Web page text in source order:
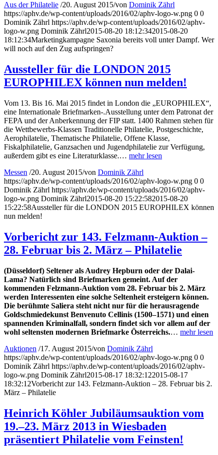
Aus der Philatelie /20. August 2015/von Dominik Zährl
https://aphv.de/wp-content/uploads/2016/02/aphv-logo-w.png 0 0
Dominik Zährl https://aphv.de/wp-content/uploads/2016/02/aphv-
logo-w.png Dominik Zährl2015-08-20 18:12:342015-08-20
18:12:34Marketingkampagne Saxonia bereits voll unter Dampf. Wer
will noch auf den Zug aufspringen?
Aussteller für die LONDON 2015
EUROPHILEX können nun melden!
Vom 13. Bis 16. Mai 2015 findet in London die „EUROPHILEX“,
eine Internationale Briefmarken-.Ausstellung unter dem Patronat der
FEPA und der Anberkennung der FIP statt. 1400 Rahmen stehen für
die Wettbewerbs-Klassen Traditionelle Philatelie, Postgeschichte,
Aerophilatelie, Thematische Philatelie, Offene Klasse,
Fiskalphilatelie, Ganzsachen und Jugendphilatelie zur Verfügung,
außerdem gibt es eine Literaturklasse.… mehr lesen
Messen /20. August 2015/von Dominik Zährl
https://aphv.de/wp-content/uploads/2016/02/aphv-logo-w.png 0 0
Dominik Zährl https://aphv.de/wp-content/uploads/2016/02/aphv-
logo-w.png Dominik Zährl2015-08-20 15:22:582015-08-20
15:22:58Aussteller für die LONDON 2015 EUROPHILEX können
nun melden!
Vorbericht zur 143. Felzmann-Auktion –
28. Februar bis 2. März – Philatelie
(Düsseldorf) Seltener als Audrey Hepburn oder der Dalai-
Lama? Natürlich sind Briefmarken gemeint. Auf der
kommenden Felzmann-Auktion vom 28. Februar bis 2. März
werden Interessenten eine solche Seltenheit ersteigern können.
Die berühmte Saliera steht nicht nur für die herausragende
Goldschmiedekunst Benvenuto Cellinis (1500–1571) und einen
spannenden Kriminalfall, sondern findet sich vor allem auf der
wohl seltensten modernen Briefmarke Österreichs.… mehr lesen
Auktionen /17. August 2015/von Dominik Zährl
https://aphv.de/wp-content/uploads/2016/02/aphv-logo-w.png 0 0
Dominik Zährl https://aphv.de/wp-content/uploads/2016/02/aphv-
logo-w.png Dominik Zährl2015-08-17 18:32:122015-08-17
18:32:12Vorbericht zur 143. Felzmann-Auktion – 28. Februar bis 2.
März – Philatelie
Heinrich Köhler Jubiläumsauktion vom
19.–23. März 2013 in Wiesbaden
präsentiert Philatelie vom Feinsten!